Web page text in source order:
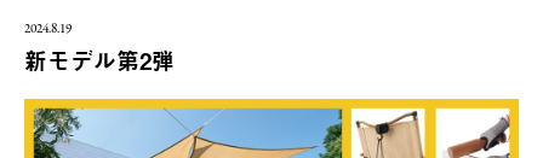
2024.8.19
新モデル第2弾